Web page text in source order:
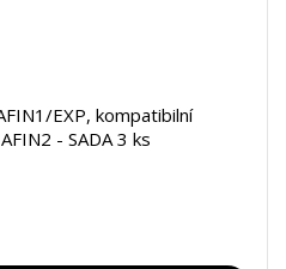
EXP, kompatibilní
- SADA 3 ks